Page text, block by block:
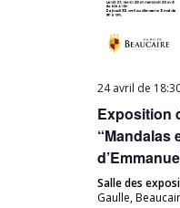
24 avril de
Exposition
“Mandalas
Salle des
Gaulle,